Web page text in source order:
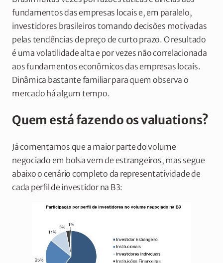
fundamentos das empresas locais e, em paralelo,
investidores brasileiros tomando decisões motivadas
pelas tendências de preço de curto prazo. O resultado
é uma volatilidade alta e por vezes não correlacionada
aos fundamentos econômicos das empresas locais.
Dinâmica bastante familiar para quem observa o
mercado há algum tempo.
Quem está fazendo os valuations?
Já comentamos que a maior parte do volume
negociado em bolsa vem de estrangeiros, mas segue
abaixo o cenário completo da representatividade de
cada perfil de investidor na B3: